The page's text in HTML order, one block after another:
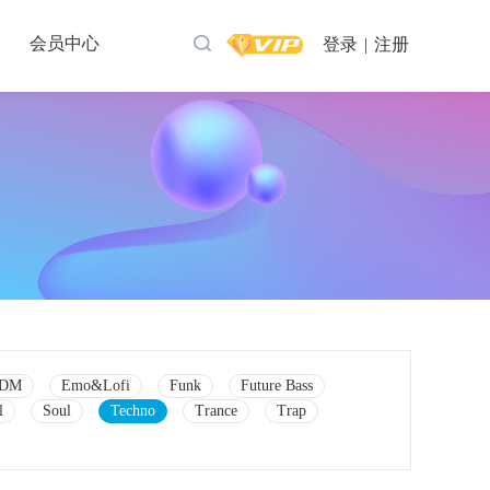
会员中心 登录 | 注册
Emo&Lofi Funk
Future Bass
Soul Techno Trance
Trap